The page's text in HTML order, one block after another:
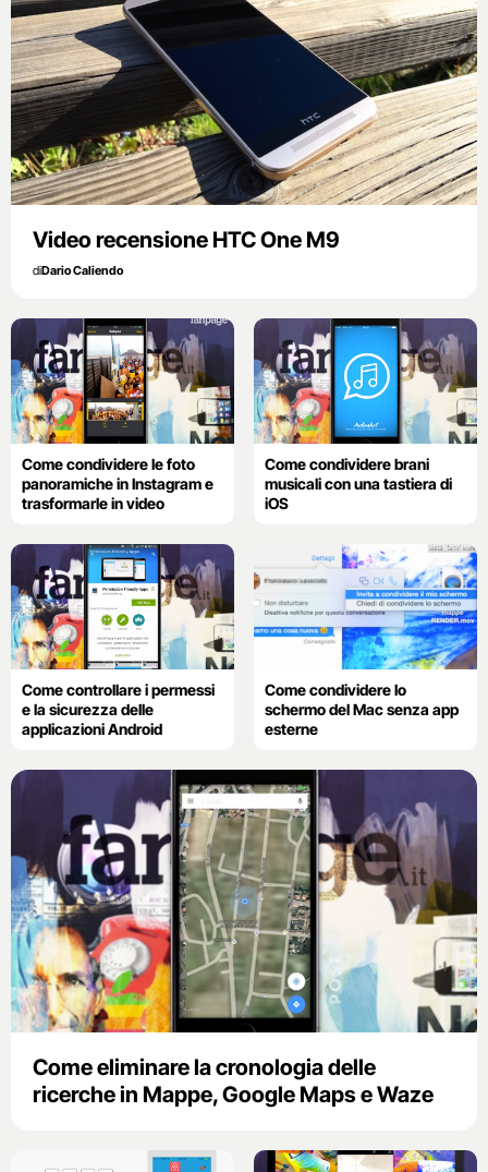
Video recensione HTC One M9
diDario Caliendo
Come condividere le foto
panoramiche in Instagram e
trasformarle in video
Come condividere brani
musicali con una tastiera di
iOS
Come controllare i permessi
e la sicurezza delle
applicazioni Android
Come condividere lo
schermo del Mac senza app
esterne
Come eliminare la cronologia delle
ricerche in Mappe, Google Maps e Waze